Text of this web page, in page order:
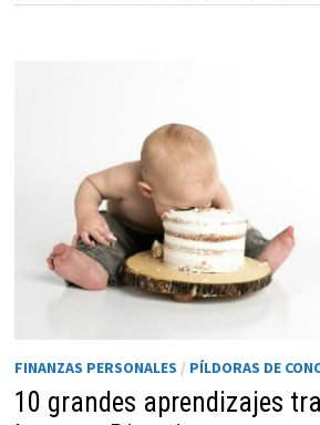
FINANZAS PERSONALES / PÍLDORAS DE
10 grandes aprendizajes